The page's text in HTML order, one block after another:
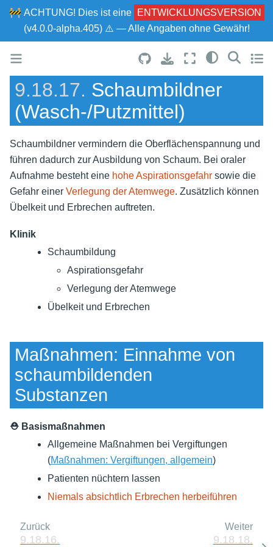
🚧 ACHTUNG! Dies ist eine
ENTWICKLUNGSVERSION
(v4.0.0-alpha.405) ⚠ — Alle Angaben ohne Gewähr!
9.18.17. Schaumbildner
(Wasch-/Putzmittel)
Schaumbildner vermindern die Oberflächenspannung und
führen dadurch zur Ausbildung von Schaum. Bei oraler
Aufnahme besteht eine hohe Aspirationsgefahr sowie die
Gefahr einer Verlegung der Atemwege. Zusätzlich können
Übelkeit und Erbrechen auftreten.
Klinik
Schaumbildung
Aspirationsgefahr
Verlegung der Atemwege
Übelkeit und Erbrechen
Maßnahmen: Einnahme von
schaumbildenden
Substanzen
⛑ Basismaßnahmen
Allgemeine Maßnahmen bei Vergiftungen
(Maßnahmen: Vergiftungen, allgemein)
Patienten nüchtern lassen
Niemals absichtlich Erbrechen herbeiführen
Zurück
9.18.16.
Weiter
9.18.18.